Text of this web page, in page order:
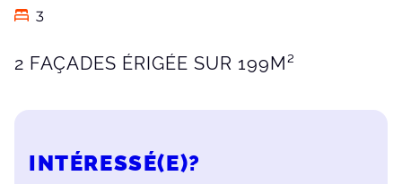
3
2 FAÇADES ÉRIGÉE SUR 199M²
INTÉRESSÉ(E)?